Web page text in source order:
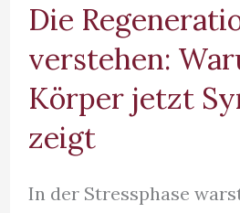
Die
verstehen:
Körper jetzt
zeigt
In der Stressphase